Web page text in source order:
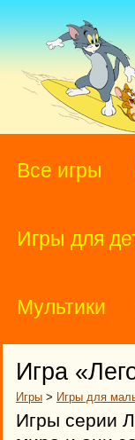
Все игры
Игры для
Мультики
Игра
Игры > Игры для
Игры серии